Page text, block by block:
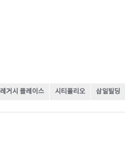
레거시 플레이스 시티폴리오 삼일빌딩